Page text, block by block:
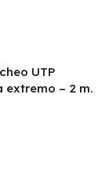
UTP
extremo – 2 m.